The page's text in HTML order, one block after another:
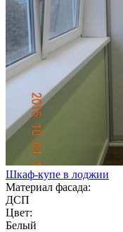
Шкаф-купе в лоджии
Материал фасада:
ДСП
Цвет:
Белый